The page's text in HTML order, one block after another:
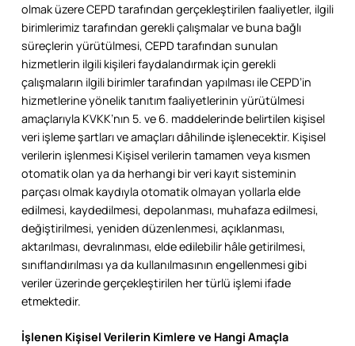
olmak üzere CEPD tarafından gerçekleştirilen faaliyetler, ilgili
birimlerimiz tarafından gerekli çalışmalar ve buna bağlı
süreçlerin yürütülmesi, CEPD tarafından sunulan
hizmetlerin ilgili kişileri faydalandırmak için gerekli
çalışmaların ilgili birimler tarafından yapılması ile CEPD’in
hizmetlerine yönelik tanıtım faaliyetlerinin yürütülmesi
amaçlarıyla KVKK’nın 5. ve 6. maddelerinde belirtilen kişisel
veri işleme şartları ve amaçları dâhilinde işlenecektir. Kişisel
verilerin işlenmesi Kişisel verilerin tamamen veya kısmen
otomatik olan ya da herhangi bir veri kayıt sisteminin
parçası olmak kaydıyla otomatik olmayan yollarla elde
edilmesi, kaydedilmesi, depolanması, muhafaza edilmesi,
değiştirilmesi, yeniden düzenlenmesi, açıklanması,
aktarılması, devralınması, elde edilebilir hâle getirilmesi,
sınıflandırılması ya da kullanılmasının engellenmesi gibi
veriler üzerinde gerçekleştirilen her türlü işlemi ifade
etmektedir.
İşlenen Kişisel Verilerin Kimlere ve Hangi Amaçla